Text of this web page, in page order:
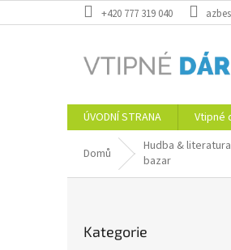
na
+420 777 319 040
ÚVODNÍ STRANA Vtipné
Domů
Hudba & literatura
bazar
kategorie
Kategorie